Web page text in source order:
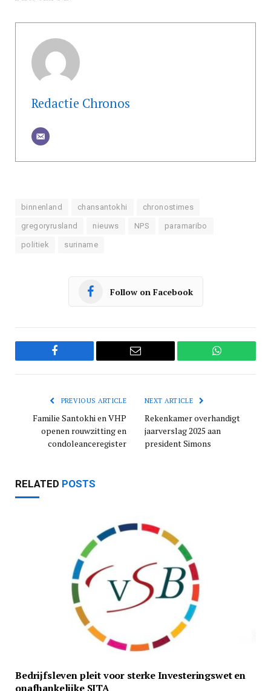
Redactie Chronos
binnenland chansantokhi chronostimes
gregoryrusland nieuws NPS paramaribo
politiek suriname
Follow on Facebook
Facebook Email WhatsApp
PREVIOUS ARTICLE
Familie Santokhi en VHP
openen rouwzitting en
condoleanceregister
NEXT ARTICLE
Rekenkamer overhandigt
jaarverslag 2025 aan
president Simons
RELATED POSTS
Bedrijfsleven pleit voor sterke Investeringswet en
onafhankelijke SITA